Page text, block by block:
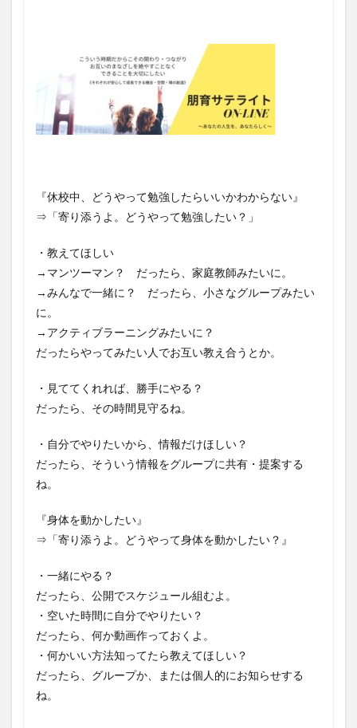
『休校中、どうやって勉強したらいいかわからない』
⇒「寄り添うよ。どうやって勉強したい？」
・教えてほしい
→マンツーマン？ だったら、家庭教師みたいに。
→みんなで一緒に？ だったら、小さなグループみたい
に。
→アクティブラーニングみたいに？
だったらやってみたい人でお互い教え合うとか。
・見ててくれれば、勝手にやる？
だったら、その時間見守るね。
・自分でやりたいから、情報だけほしい？
だったら、そういう情報をグループに共有・提案する
ね。
『身体を動かしたい』
⇒「寄り添うよ。どうやって身体を動かしたい？』
・一緒にやる？
だったら、公開でスケジュール組むよ。
・空いた時間に自分でやりたい？
だったら、何か動画作っておくよ。
・何かいい方法知ってたら教えてほしい？
だったら、グループか、または個人的にお知らせする
ね。